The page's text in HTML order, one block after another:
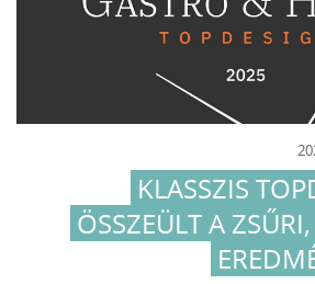
KLASSZIS
ÖSSZEÜLT A